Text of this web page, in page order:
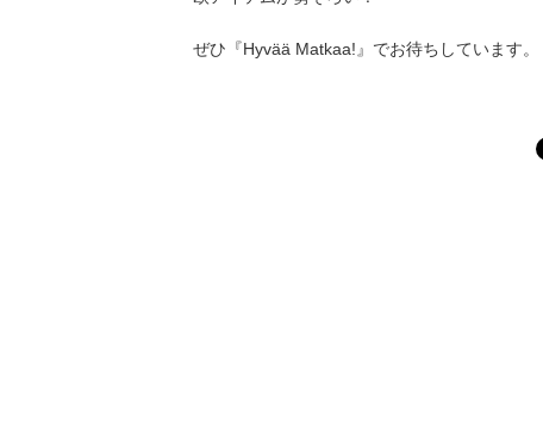
ぜひ『Hyvää Matkaa!』でお待ちしています。